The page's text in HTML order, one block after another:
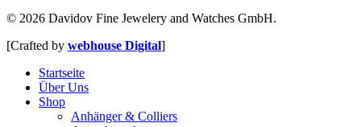
© 2026 Davidov Fine Jewelery and Watches GmbH.
[Crafted by webhouse Digital]
Close
Menu
Startseite
Über Uns
Shop
Anhänger & Colliers